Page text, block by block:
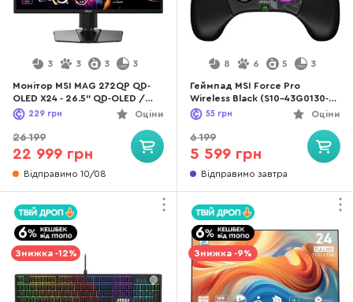
3 3 3 3
Монітор MSI MAG 272QP QD-
OLED X24 - 26.5" QD-OLED /
2560×1440 / 240 Гц / AMD
FreeSync Premium, Nvidia G-
Sync Compatible / Pivot / HAS
Оціни
229 грн
26 199
22 999 грн
Відправимо 10/08
8 6 5 3
Геймпад MSI Force Pro
Wireless Black (S10-43G0130-
C54)
Оціни
55 грн
6 199
5 599 грн
Відправимо завтра
Знижка -12% Знижка -9%